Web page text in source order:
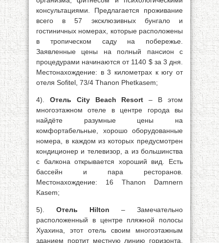
консультациями. Предлагается проживание
всего в 57 эксклюзивных бунгало и
гостиничных номерах, которые расположены
в тропическом саду на побережье.
Заявленные цены на полный пансион с
процедурами начинаются от 1140 $ за 3 дня.
Местонахождение: в 3 километрах к югу от
отеля Sofitel, 73/4 Thanon Phetkasem;
4). Отель City Beach Resort – В этом
многоэтажном отеле в центре города вы
найдёте разумные цены на
комфортабельные, хорошо оборудованные
номера, в каждом из которых предусмотрен
кондиционер и телевизор, а из большинства
с балкона открывается хороший вид. Есть
бассейн и пара ресторанов.
Местонахождение: 16 Thanon Damnern
Kasem;
5). Отель Hilton – Замечательно
расположенный в центре пляжной полосы
Хуахина, этот отель своим многоэтажным
зданием портит местную линию горизонта,